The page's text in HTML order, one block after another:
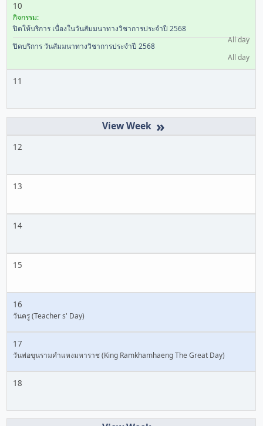
10
กิจกรรม:
ปิดให้บริการ เนื่องในวันสัมมนาทางวิชาการประจำปี 2568
All day
ปิดบริการ วันสัมมนาทางวิชาการประจำปี 2568
All day
11
»
12
13
14
15
16
วันครู (Teacher s' Day)
17
วันพ่อขุนรามคำแหงมหาราช (King Ramkhamhaeng The Great Day)
18